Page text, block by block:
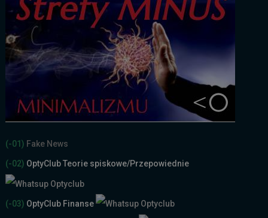
(-01) Fake News
(-02) OptyClub Teorie spiskowe/Przepowiednie
(-03) OptyClub Finanse